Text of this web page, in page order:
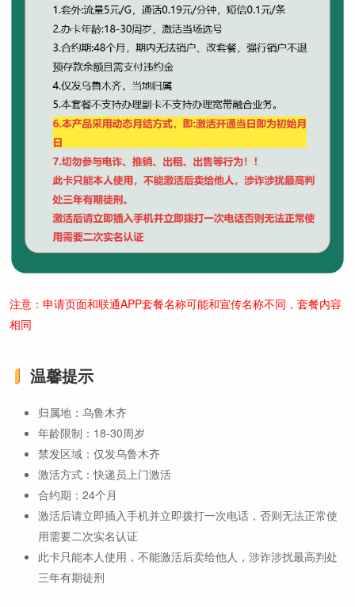
注意：申请页面和联通APP套餐名称可能和宣传名称不同，套餐内容
相同
温馨提示
归属地：乌鲁木齐
年龄限制：18-30周岁
禁发区域：仅发乌鲁木齐
激活方式：快递员上门激活
合约期：24个月
激活后请立即插入手机并立即拨打一次电话，否则无法正常使
用需要二次实名认证
此卡只能本人使用，不能激活后卖给他人，涉诈涉扰最高判处
三年有期徒刑